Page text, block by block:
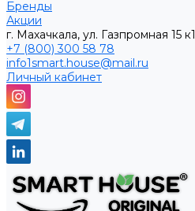
Бренды
Акции
г. Махачкала, ул. Газпромная 15 к1
+7 (800) 300 58 78
info1smart.house@mail.ru
Личный кабинет